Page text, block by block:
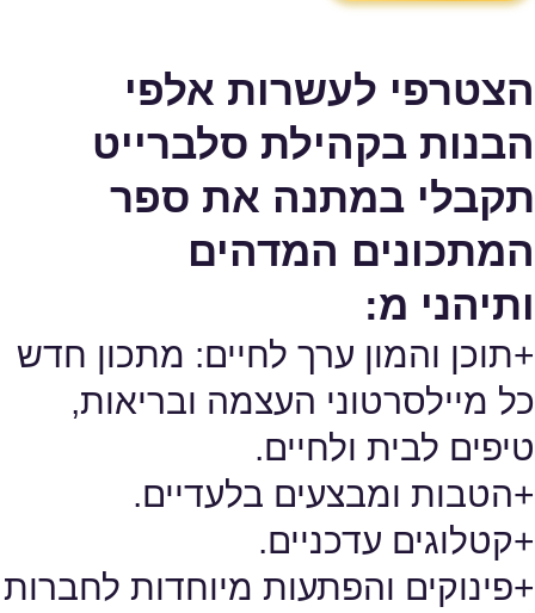
הצטרפי לעשרות אלפי
הבנות בקהילת סלברייט
תקבלי במתנה את ספר
המתכונים המדהים
ותיהני מ:
+תוכן והמון ערך לחיים: מתכון חדש
כל מיילסרטוני העצמה ובריאות,
טיפים לבית ולחיים.
+הטבות ומבצעים בלעדיים.
+קטלוגים עדכניים.
+פינוקים והפתעות מיוחדות לחברות